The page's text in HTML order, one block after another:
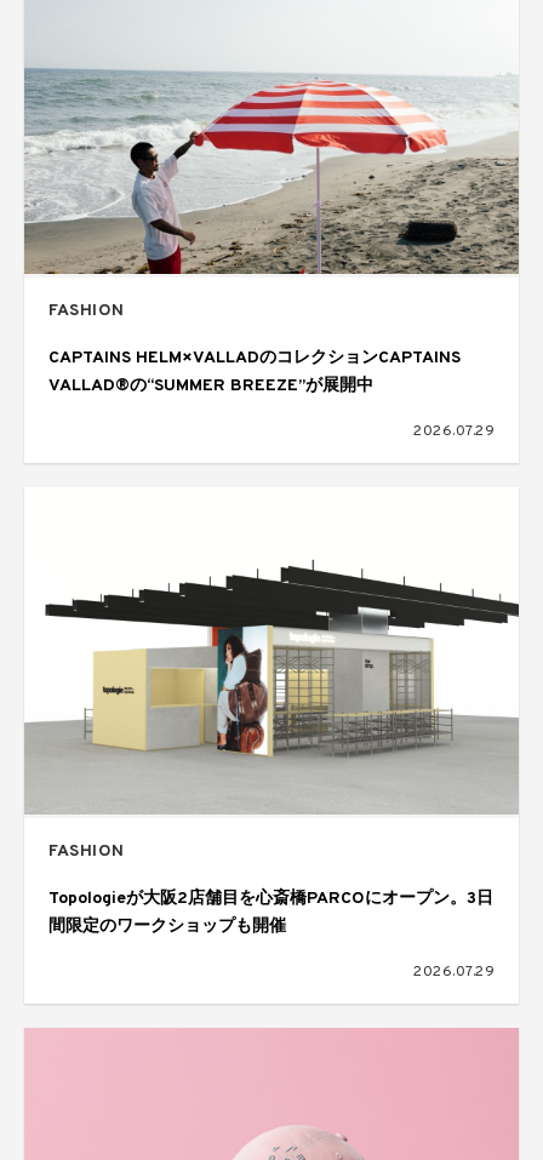
FASHION
CAPTAINS HELM×VALLADのコレクションCAPTAINS
VALLAD®の“SUMMER BREEZE”が展開中
2026.07.29
FASHION
Topologieが大阪2店舗目を心斎橋PARCOにオープン。3日
間限定のワークショップも開催
2026.07.29